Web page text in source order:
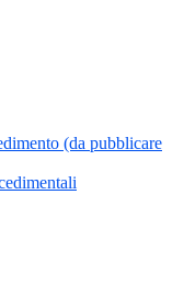
(da pubblicare